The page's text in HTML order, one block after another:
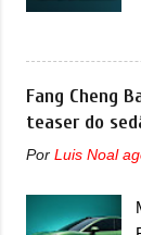
Fang Cheng
teaser do
Por Luis Noal